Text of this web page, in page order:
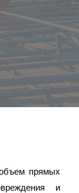
прямых
и